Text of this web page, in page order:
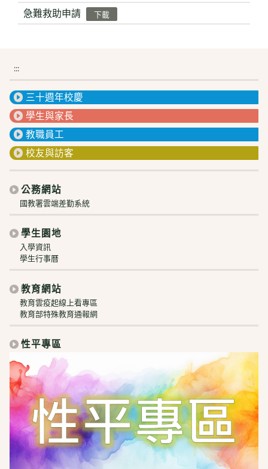
急難救助申請 下載
:::
三十週年校慶
學生與家長
教職員工
校友與訪客
公務網站
國教署雲端差勤系統
學生園地
入學資訊
學生行事曆
教育網站
教育雲疫起線上看專區
教育部特殊教育通報網
性平專區